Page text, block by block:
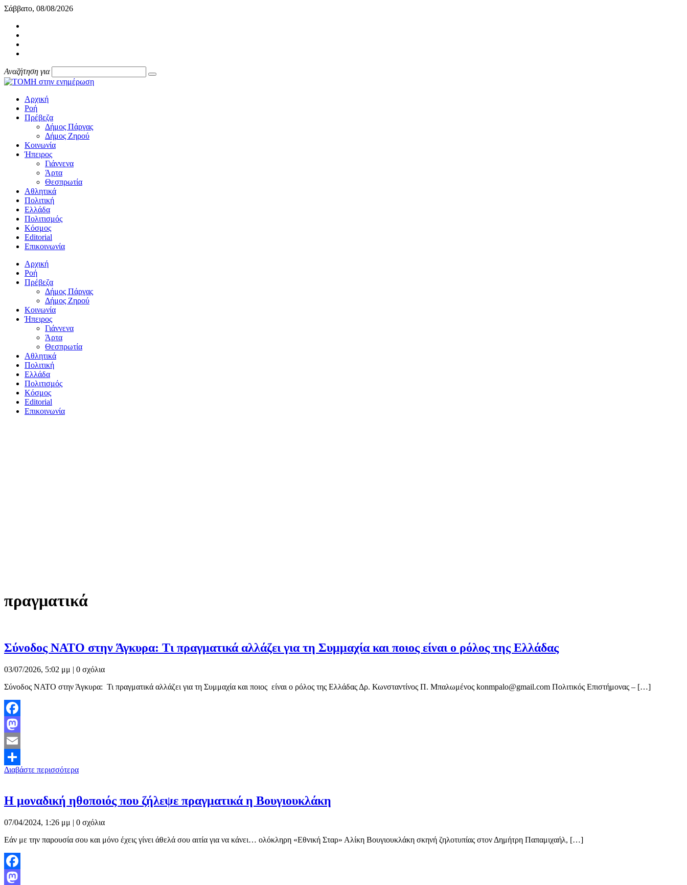
Σάββατο, 08/08/2026
Αναζήτηση για
Αρχική
Ροή
Πρέβεζα
Δήμος Πάργας
Δήμος Ζηρού
Κοινωνία
Ήπειρος
Γιάννενα
Άρτα
Θεσπρωτία
Αθλητικά
Πολιτική
Ελλάδα
Πολιτισμός
Κόσμος
Editorial
Επικοινωνία
Αρχική
Ροή
Πρέβεζα
Δήμος Πάργας
Δήμος Ζηρού
Κοινωνία
Ήπειρος
Γιάννενα
Άρτα
Θεσπρωτία
Αθλητικά
Πολιτική
Ελλάδα
Πολιτισμός
Κόσμος
Editorial
Επικοινωνία
πραγματικά
Σύνοδος ΝΑΤΟ στην Άγκυρα: Τι πραγματικά αλλάζει για τη Συμμαχία και ποιος είναι ο ρόλος της Ελλάδας
03/07/2026, 5:02 μμ | 0 σχόλια
Σύνοδος ΝΑΤΟ στην Άγκυρα: Τι πραγματικά αλλάζει για τη Συμμαχία και ποιος είναι ο ρόλος της Ελλάδας Δρ. Κωνσταντίνος Π. Μπαλωμένος konmpalo@gmail.com Πολιτικός Επιστήμονας – […]
Facebook
Mastodon
Email
Μοιραστείτε
Διαβάστε περισσότερα
Η μοναδική ηθοποιός που ζήλεψε πραγματικά η Βουγιουκλάκη
07/04/2024, 1:26 μμ | 0 σχόλια
Εάν με την παρουσία σου και μόνο έχεις γίνει άθελά σου αιτία για να κάνει… ολόκληρη «Εθνική Σταρ» Αλίκη Βουγιουκλάκη σκηνή ζηλοτυπίας στον Δημήτρη Παπαμιχαήλ, […]
Facebook